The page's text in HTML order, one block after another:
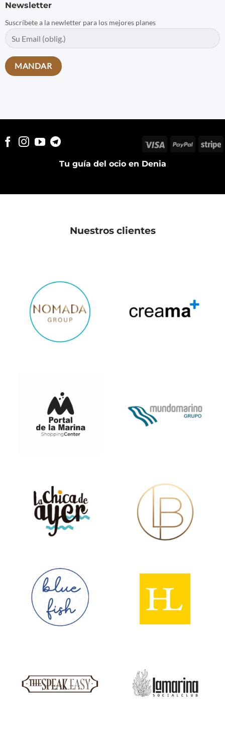
Newsletter
Suscríbete a la newletter para los mejores planes
Tu guía del ocio en Denia
Visa PayPal
Nuestros clientes